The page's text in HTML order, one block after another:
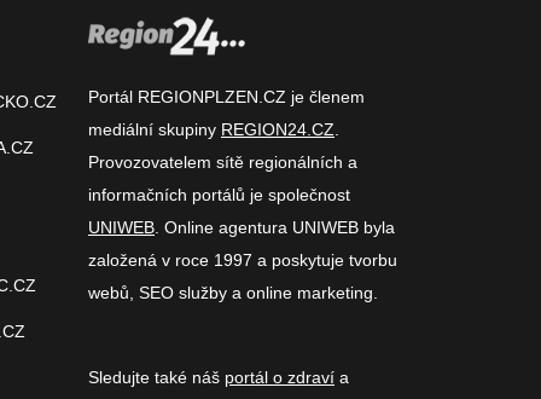
Portál REGIONPLZEN.CZ je členem
mediální skupiny REGION24.CZ
Provozovatelem sítě regionálních a
informačních portálů je společnost
UNIWEB . Online agentura UNIWEB byla
založená v roce 1997 a poskytuje tvorbu
webů, SEO služby a online marketing.
Sledujte také náš portál o zdraví a